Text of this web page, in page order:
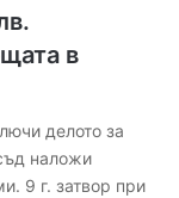
в
делото за
наложи
9 г. затвор при